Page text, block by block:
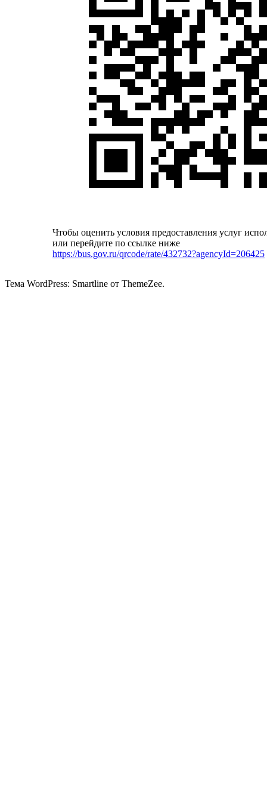
Чтобы оценить условия предоставления услуг
или перейдите по ссылке ниже
https://bus.gov.ru/qrcode/rate/432732?agencyId=206425
Тема WordPress: Smartline от ThemeZee.